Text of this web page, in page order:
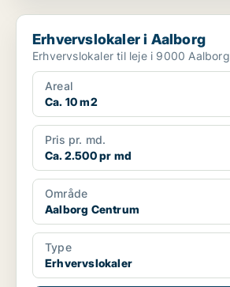
Erhvervslokaler i Aalborg
Erhvervslokaler i Aalborg
Erhvervslokaler til leje i 9000 Aalborg
Areal
Ca. 10 m2
Pris pr. md.
Ca. 2.500 pr md
Område
Aalborg Centrum
Type
Erhvervslokaler